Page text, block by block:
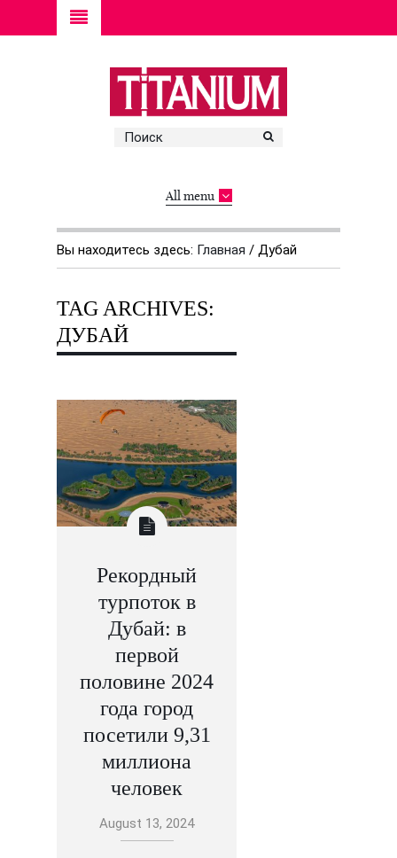
All menu
Вы находитесь здесь: Главная / Дубай
TAG ARCHIVES:
ДУБАЙ
Рекордный
турпоток в
Дубай: в
первой
половине 2024
года город
посетили 9,31
миллиона
человек
August 13, 2024